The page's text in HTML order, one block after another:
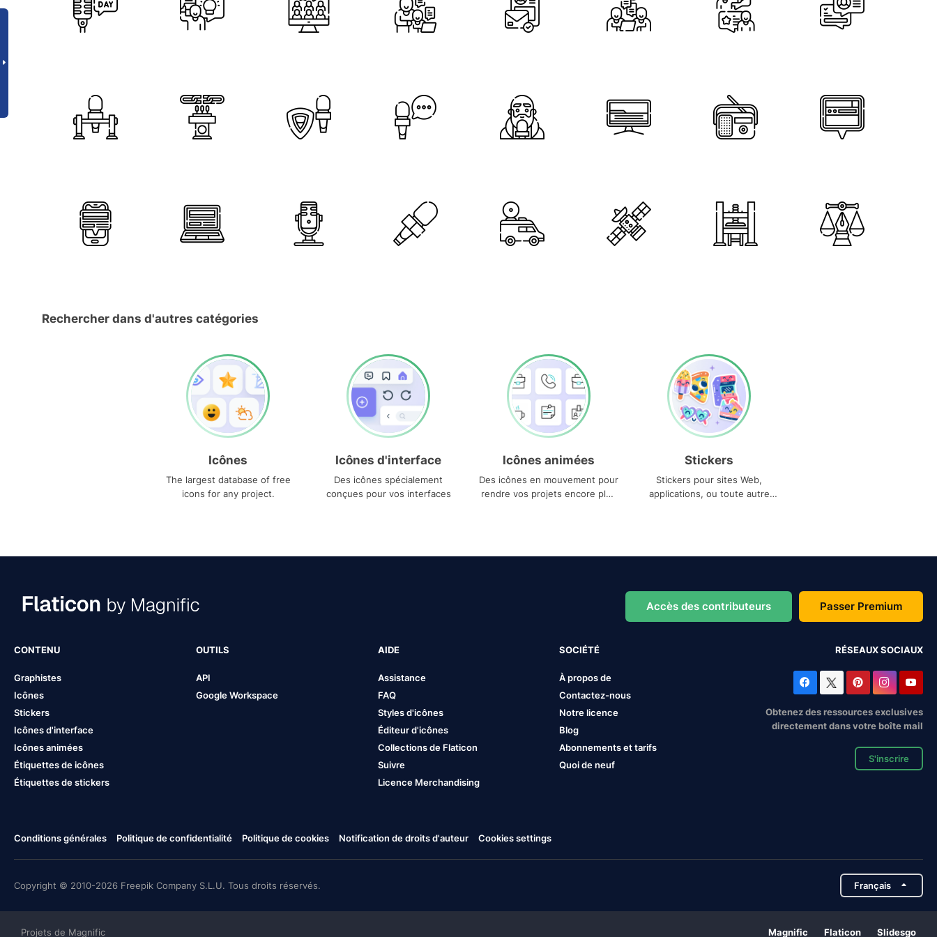
Rechercher dans d'autres catégories
Icônes
The largest database of free
icons for any project.
Icônes d'interface
Des icônes spécialement
conçues pour vos interfaces
Icônes animées
Des icônes en mouvement pour
rendre vos projets encore plus
Stickers
Stickers pour sites Web,
applications, ou toute autre
Accès des contributeurs Passer Premium
CONTENU
Graphistes
Icônes
Stickers
Icônes d'interface
Icônes animées
Étiquettes de icônes
Étiquettes de stickers
OUTILS
API
Google Workspace
AIDE
Assistance
FAQ
Styles d'icônes
Éditeur d'icônes
Collections de Flaticon
Suivre
Licence Merchandising
SOCIÉTÉ
À propos de
Contactez-nous
Notre licence
Blog
Abonnements et tarifs
Quoi de neuf
RÉSEAUX SOCIAUX
Obtenez des ressources exclusives
directement dans votre boîte mail
S'inscrire
Conditions générales Politique de confidentialité Politique de cookies Notification de droits d'auteur Cookies settings
Copyright © 2010-2026 Freepik Company S.L.U. Tous droits réservés. Français
Projets de Magnific Magnific Flaticon Slidesgo